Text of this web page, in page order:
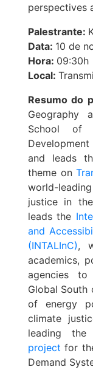
perspectives
Palestrante:
Data: 10 de
Hora: 09:30h
Local:
Resumo do
Geography
School of
and leads
theme on
world-
justice in
leads the
and
(INTALInC),
academics,
agencies
Global South
of energy
climate
leading the
project for
Demand